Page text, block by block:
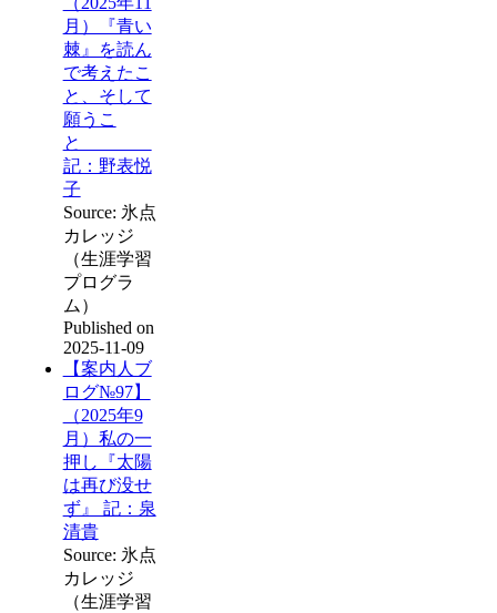
月）『青い
棘』を読ん
で考えたこ
と、そして
願うこ
と
記：野表悦
子
Source: 氷点
カレッジ
（生涯学習
プログラ
ム）
Published on
2025-11-09
【案内人ブ
ログ№97】
（2025年9
月）私の一
押し『太陽
は再び没せ
ず』 記：泉
清貴
Source: 氷点
カレッジ
（生涯学習